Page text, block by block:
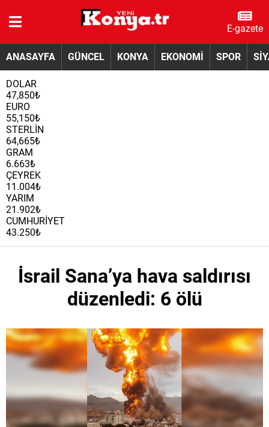
E-gazete
ANASAYFA GÜNCEL KONYA EKONOMİ SPOR
DOLAR
47,850₺
EURO
55,150₺
STERLİN
64,665₺
GRAM
6.663₺
ÇEYREK
11.004₺
YARIM
21.902₺
CUMHURİYET
43.250₺
İsrail Sana’ya hava saldırısı
düzenledi: 6 ölü